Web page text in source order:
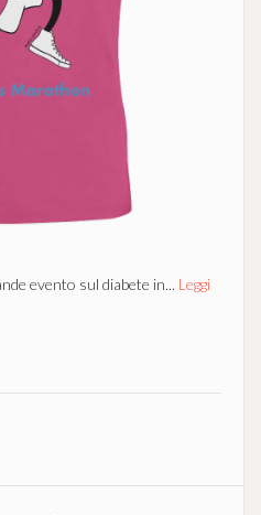
evento sul diabete in... Leggi